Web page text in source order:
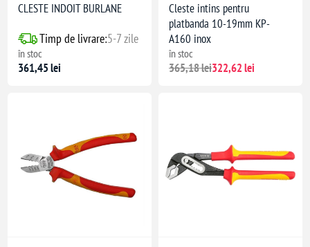
CLESTE INDOIT BURLANE
Timp de livrare:5-7 zile
în stoc
361,45 lei
Cleste intins pentru
platbanda 10-19mm KP-
A160 inox
în stoc
365,18 lei322,62 lei